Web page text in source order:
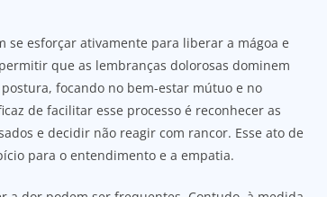
se esforçar ativamente para liberar a mágoa e
que as lembranças dolorosas dominem
focando no bem-estar mútuo e no
de facilitar esse processo é reconhecer as
e decidir não reagir com rancor. Esse ato de
para o entendimento e a empatia.